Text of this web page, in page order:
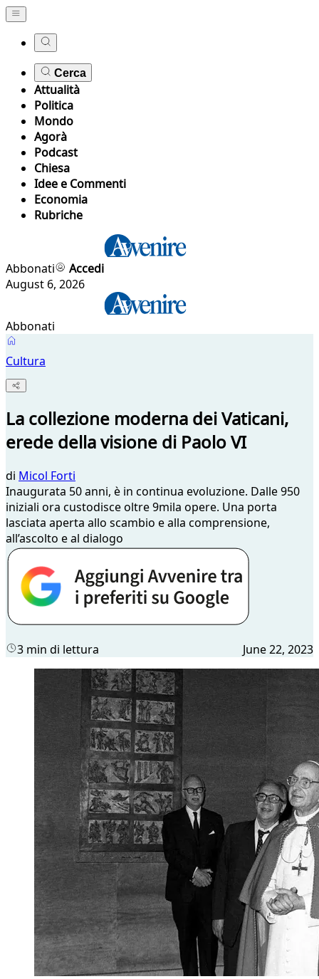
Cerca
Attualità
Politica
Mondo
Agorà
Podcast
Chiesa
Idee e Commenti
Economia
Rubriche
Abbonati
Accedi
August 6, 2026
Abbonati
Cultura
La collezione moderna dei Vaticani,
erede della visione di Paolo VI
di Micol Forti
Inaugurata 50 anni, è in continua evoluzione. Dalle 950
iniziali ora custodisce oltre 9mila opere. Una porta
lasciata aperta allo scambio e alla comprensione,
all’ascolto e al dialogo
3 min di lettura June 22, 2023